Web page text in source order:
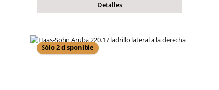
Detalles
Sólo 2 disponible